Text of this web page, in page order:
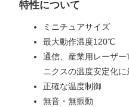
特性について
ミニチュアサイズ
最大動作温度120℃
通信、産業用レーザ
ニクスの温度安定化に
正確な温度制御
無音・無振動